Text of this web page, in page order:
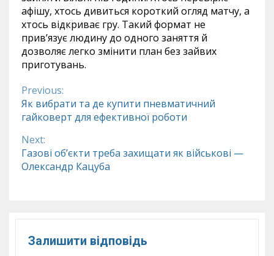
афішу, хтось дивиться короткий огляд матчу, а
хтось відкриває гру. Такий формат не
прив’язує людину до одного заняття й
дозволяє легко змінити план без зайвих
приготувань.
Continue
Reading
Previous:
Як вибрати та де купити пневматичний
гайковерт для ефективної роботи
Next:
Газові об’єкти треба захищати як військові —
Олександр Кацуба
Залишити відповідь